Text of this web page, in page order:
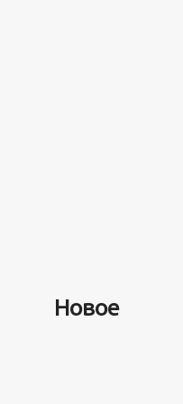
Новое
лет